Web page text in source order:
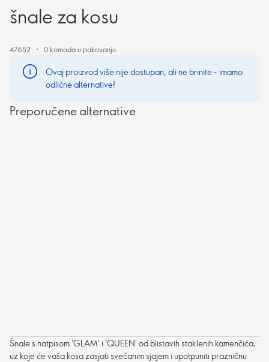
šnale za kosu
47652 0 komada u pakovanju.
Ovaj proizvod više nije dostupan, ali ne brinite - imamo
odlične alternative!
Preporučene alternative
Šnale s natpisom 'GLAM' i 'QUEEN' od blistavih staklenih kamenčića,
uz koje će vaša kosa zasjati svečanim sjajem i upotpuniti prazničnu